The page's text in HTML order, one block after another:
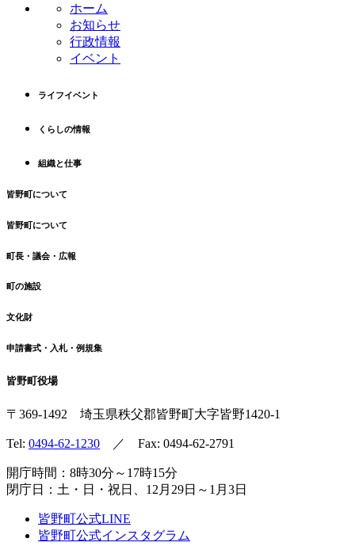
ホーム
お知らせ
行政情報
イベント
ライフイベント
くらしの情報
組織と仕事
皆野町について
皆野町について
町長・議会・広報
町の施設
文化財
申請書式・入札・例規集
皆野町役場
〒369-1492 埼玉県秩父郡皆野町大字皆野1420-1
Tel: 0494-62-1230 ／ Fax: 0494-62-2791
開庁時間：8時30分～17時15分
閉庁日：土・日・祝日、12月29日～1月3日
皆野町公式LINE
皆野町公式インスタグラム